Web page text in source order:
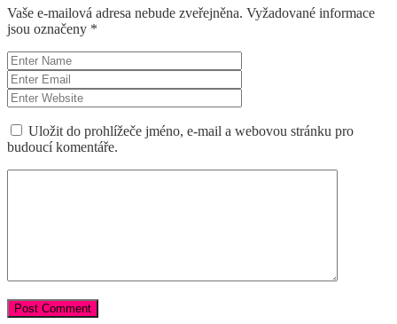
Vaše e-mailová adresa nebude zveřejněna. Vyžadované informace
jsou označeny *
Uložit do prohlížeče jméno, e-mail a webovou stránku pro
budoucí komentáře.